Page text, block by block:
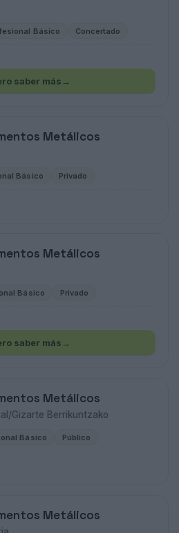
Básico Concertado
saber más →
Metálicos
Básico Privado
Metálicos
Básico Privado
saber más →
Metálicos
Gizarte Berrikuntzako
Básico Público
Metálicos